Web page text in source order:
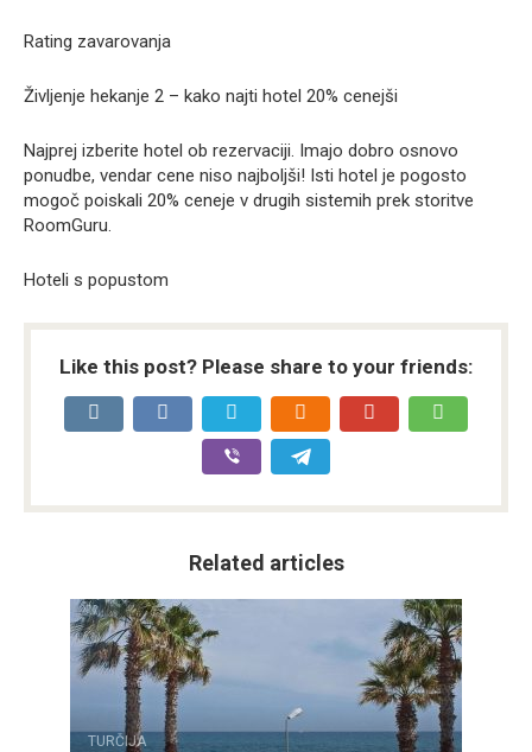
Rating zavarovanja
Življenje hekanje 2 – kako najti hotel 20% cenejši
Najprej izberite hotel ob rezervaciji. Imajo dobro osnovo
ponudbe, vendar cene niso najboljši! Isti hotel je pogosto
mogoč poiskali 20% ceneje v drugih sistemih prek storitve
RoomGuru.
Hoteli s popustom
Like this post? Please share to your friends:
Related articles
TURČIJA